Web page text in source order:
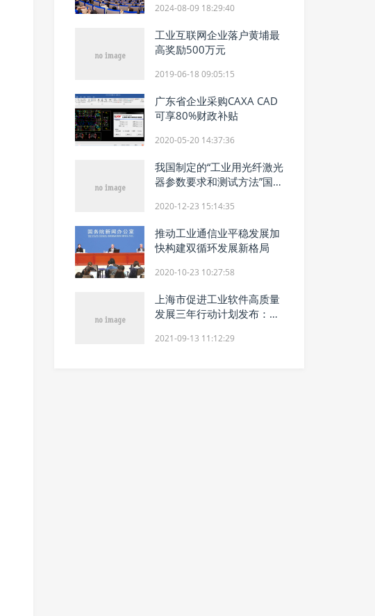
2024-08-09 18:29:40
工业互联网企业落户黄埔最
高奖励500万元
2019-06-18 09:05:15
广东省企业采购CAXA CAD
可享80%财政补贴
2020-05-20 14:37:36
我国制定的“工业用光纤激光
器参数要求和测试方法”国际
2020-12-23 15:14:35
推动工业通信业平稳发展加
快构建双循环发展新格局
2020-10-23 10:27:58
上海市促进工业软件高质量
发展三年行动计划发布：支
2021-09-13 11:12:29